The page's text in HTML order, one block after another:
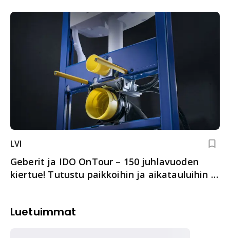
LVI
Geberit ja IDO OnTour – 150 juhlavuoden
kiertue! Tutustu paikkoihin ja aikatauluihin –
Luetuimmat